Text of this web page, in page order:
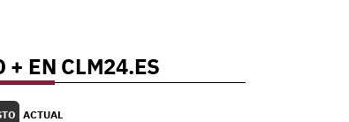
+ EN CLM24.ES
ACTUAL